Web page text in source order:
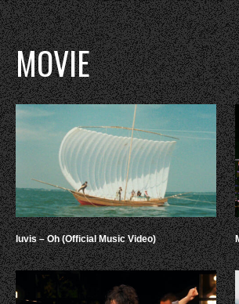
MOVIE
luvis – Oh (Official Music Video)